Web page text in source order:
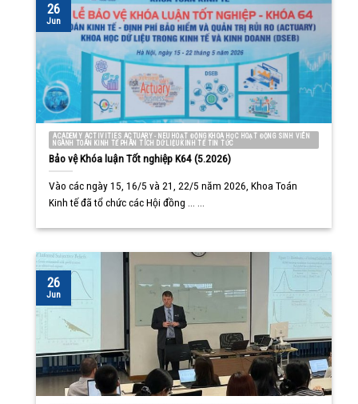
ACADEMY ACTIVITIES ACTUARY - NEU HOẠT ĐỘNG KHOA HỌC HOẠT ĐỘNG SINH VIÊN
NGÀNH TOÁN KINH TẾ PHÂN TÍCH DỮ LIỆU KINH TẾ TIN TỨC
Bảo vệ Khóa luận Tốt nghiệp K64 (5.2026)
Vào các ngày 15, 16/5 và 21, 22/5 năm 2026, Khoa Toán
Kinh tế đã tổ chức các Hội đồng ... ...
26
Jun
26
Jun